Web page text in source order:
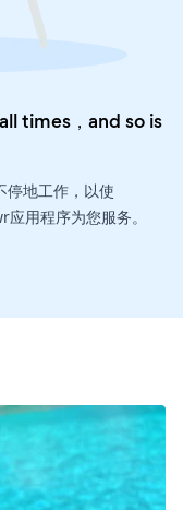
times，and so is
停地工作，以使
用程序为您服务。